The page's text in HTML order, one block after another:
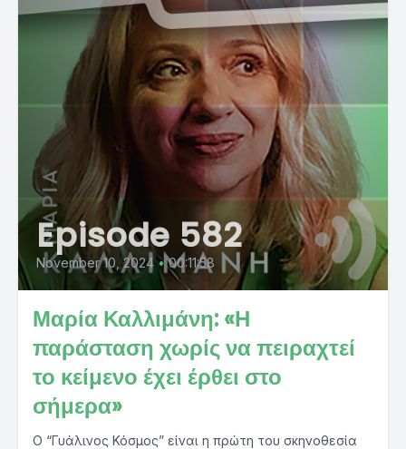
Episode 582
November 10, 2024 • 00:11:58
Μαρία Καλλιμάνη: «Η
παράσταση χωρίς να πειραχτεί
το κείμενο έχει έρθει στο
σήμερα»
Ο “Γυάλινος Κόσμος” είναι η πρώτη του σκηνοθεσία